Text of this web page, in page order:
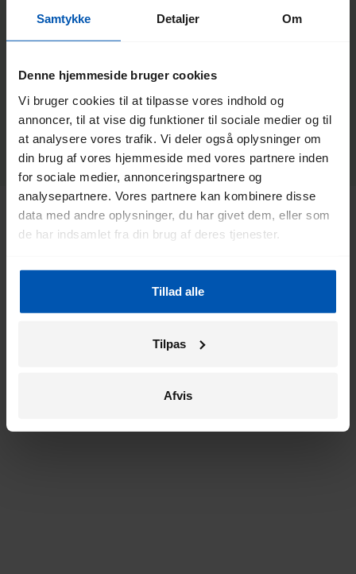
Samtykke Detaljer Om
Denne hjemmeside bruger cookies
Vi bruger cookies til at tilpasse vores indhold og
annoncer, til at vise dig funktioner til sociale medier og til
at analysere vores trafik. Vi deler også oplysninger om
din brug af vores hjemmeside med vores partnere inden
for sociale medier, annonceringspartnere og
analysepartnere. Vores partnere kan kombinere disse
data med andre oplysninger, du har givet dem, eller som
de har indsamlet fra din brug af deres tjenester.
Tillad alle
Tilpas
Afvis
Prisen på en elcykel varierer fra model til model og afhænger
Gazelle starter elcykler fra ca. 2.000 €. Vælger du en
kraftigere motor, større batteri eller ekstraudstyr som GPS-
sporing? Så stiger prisen tilsvarende.
Læs mere om prisen på en elcykel